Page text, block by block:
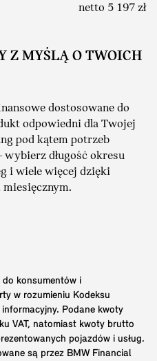
netto 5 197 zł
Z MYŚLĄ O TWOICH
dostosowane do
odpowiedni dla Twojej
pod kątem potrzeb
wybierz długość okresu
i wiele więcej dzięki
konsumentów i
w rozumieniu Kodeksu
Podane kwoty
VAT, natomiast kwoty brutto
pojazdów i usług.
są przez BMW Financial